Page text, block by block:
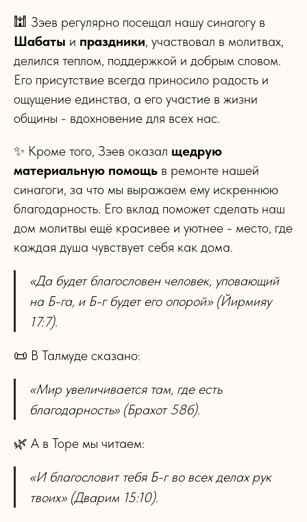
🕍 Зэев регулярно посещал нашу синагогу в
Шабаты и праздники, участвовал в молитвах,
делился теплом, поддержкой и добрым словом.
Его присутствие всегда приносило радость и
ощущение единства, а его участие в жизни
общины - вдохновение для всех нас.
✨ Кроме того, Зэев оказал щедрую
материальную помощь в ремонте нашей
синагоги, за что мы выражаем ему искреннюю
благодарность. Его вклад поможет сделать наш
дом молитвы ещё красивее и уютнее - место, где
каждая душа чувствует себя как дома.
«Да будет благословен человек, уповающий
на Б-га, и Б-г будет его опорой» (Йирмияу
17:7).
📜 В Талмуде сказано:
«Мир увеличивается там, где есть
благодарность» (Брахот 58б).
🌿 А в Торе мы читаем:
«И благословит тебя Б-г во всех делах рук
твоих» (Дварим 15:10).